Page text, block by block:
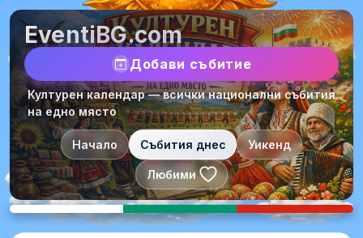
EventiBG.com
Добави събитие
Културен календар — всички национални събития
на едно място
Начало Събития днес Уикенд
Любими